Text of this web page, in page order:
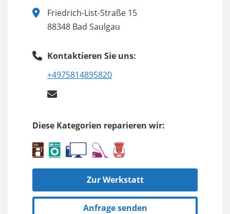
Friedrich-List-Straße 15
88348 Bad Saulgau
Kontaktieren Sie uns:
+4975814895820
Diese Kategorien reparieren wir:
Zur Werkstatt
Anfrage senden